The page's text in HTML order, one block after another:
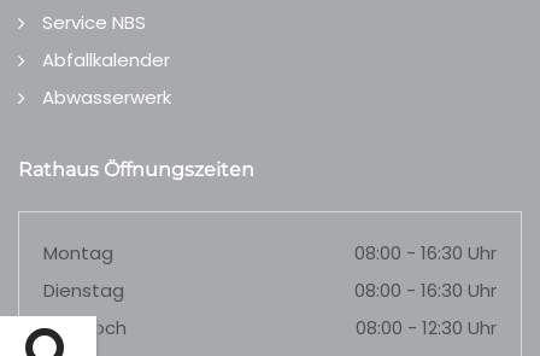
Service NBS
Abfallkalender
Abwasserwerk
Rathaus Öffnungszeiten
Montag
08:00 - 16:30 Uhr
Dienstag
08:00 - 16:30 Uhr
Mittwoch
08:00 - 12:30 Uhr